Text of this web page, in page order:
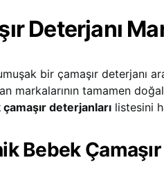
Deterjanı
bir çamaşır deterjanı
markalarının tamamen
deterjanları listesini
Bebek Çamaşır